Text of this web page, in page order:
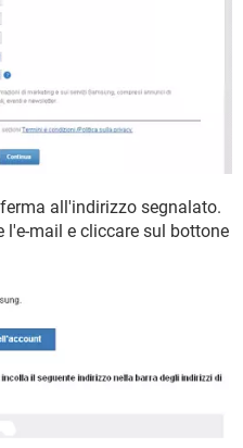
all'indirizzo segnalato.
l'e-mail e cliccare sul bottone